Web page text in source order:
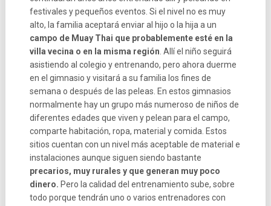
festivales y pequeños eventos. Si el nivel no es muy
alto, la familia aceptará enviar al hijo o la hija a un
campo de Muay Thai que probablemente esté en la
villa vecina o en la misma región . Allí el niño seguirá
asistiendo al colegio y entrenando, pero ahora duerme
en el gimnasio y visitará a su familia los fines de
semana o después de las peleas. En estos gimnasios
normalmente hay un grupo más numeroso de niños de
diferentes edades que viven y pelean para el campo,
comparte habitación, ropa, material y comida. Estos
sitios cuentan con un nivel más aceptable de material e
instalaciones aunque siguen siendo bastante
precarios, muy rurales y que generan muy poco
dinero. Pero la calidad del entrenamiento sube, sobre
todo porque tendrán uno o varios entrenadores con